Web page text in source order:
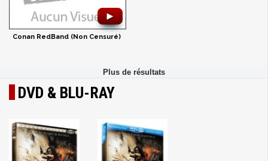
►
Conan RedBand (Non Censuré)
DVD & BLU-RAY